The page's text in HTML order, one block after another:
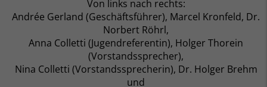
Von links nach rechts:
Andrée Gerland (Geschäftsführer), Marcel Kronfeld, Dr.
Norbert Röhrl,
Anna Colletti (Jugendreferentin), Holger Thorein
(Vorstandssprecher),
Nina Colletti (Vorstandssprecherin), Dr. Holger Brehm
und